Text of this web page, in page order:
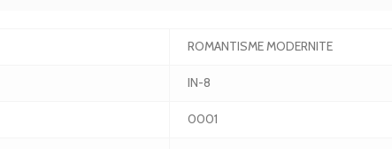
ROMANTISME MODERNITE
IN-8
0001